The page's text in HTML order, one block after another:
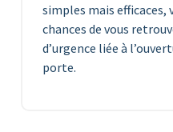
simples mais efficaces,
chances de vous
d’urgence liée à
porte.